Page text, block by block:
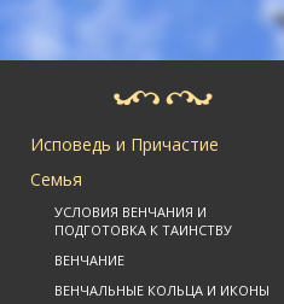
Исповедь и Причастие
Семья
УСЛОВИЯ ВЕНЧАНИЯ И
ПОДГОТОВКА К ТАИНСТВУ
ВЕНЧАНИЕ
ВЕНЧАЛЬНЫЕ КОЛЬЦА И ИКОНЫ